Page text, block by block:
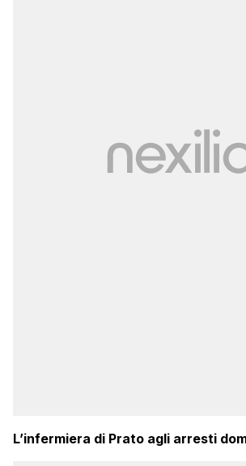
L’infermiera di Prato agli arresti